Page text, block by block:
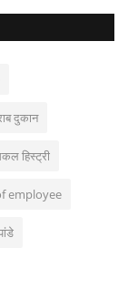
दुकान
हिस्ट्री
employee